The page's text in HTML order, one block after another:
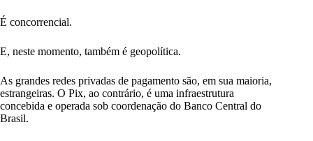
É concorrencial.
E, neste momento, também é geopolítica.
As grandes redes privadas de pagamento são, em sua maioria,
estrangeiras. O Pix, ao contrário, é uma infraestrutura
concebida e operada sob coordenação do Banco Central do
Brasil.